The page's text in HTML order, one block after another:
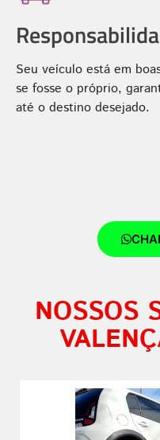
Seu veículo está em
se fosse o próprio,
até o destino desejado.
NOSSOS